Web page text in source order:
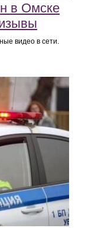
в Омске
видео в сети.